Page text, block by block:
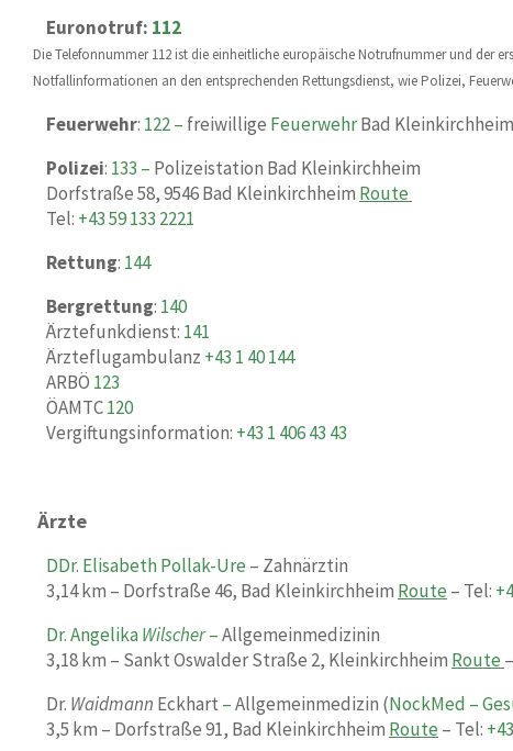
Euronotruf: 112
Die Telefonnummer 112 ist die einheitliche europäische Notrufnummer und der
Notfallinformationen an den entsprechenden Rettungsdienst, wie Polizei,
Feuerwehr: 122 – freiwillige FeuerwehrBad Kleinkirchheim
Polizei: 133 – Polizeistation Bad Kleinkirchheim
Dorfstraße 58, 9546 Bad Kleinkirchheim Route
Tel: +43 59 133 2221
Rettung: 144
Bergrettung: 140
Ärztefunkdienst: 141
Ärzteflugambulanz +43 1 40 144
ARBÖ 123
ÖAMTC120
Vergiftungsinformation: +43 1 406 43 43
Ärzte
DDr. Elisabeth Pollak-Ure – Zahnärztin
3,14 km – Dorfstraße 46, Bad Kleinkirchheim Route – Tel:
Dr. AngelikaWilscher–Allgemeinmedizinin
3,18 km – Sankt Oswalder Straße 2, Kleinkirchheim Route
Dr. Waidmann Eckhart –Allgemeinmedizin (NockMed –
3,5 km – Dorfstraße 91, Bad Kleinkirchheim Route – Tel: